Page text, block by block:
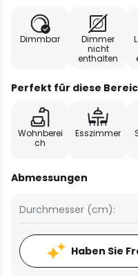
Dimmbar
Dimmer
nicht
enthalten
Perfekt für diese
Wohnberei
ch
Esszimmer
Abmessungen
Durchmesser (cm):
Haben Sie